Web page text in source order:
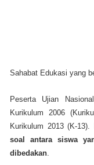
Sahabat Edukasi yang
Peserta Ujian
Kurikulum 2006
Kurikulum 2013 (K-13).
soal antara siswa
dibedakan